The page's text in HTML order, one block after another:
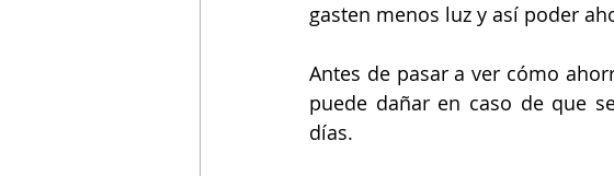
gasten menos luz y así poder
Antes de pasar a ver cómo
puede dañar en caso de que
días.